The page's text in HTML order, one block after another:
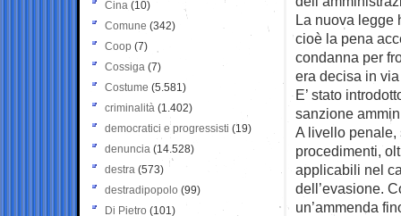
La nuova legge
cioè la pena
condanna per
era decisa in
E’ stato
sanzione
A livello penale,
procedimenti,
applicabili nel
dell’evasione.
un’ammenda
Cina (10)
Comune (342)
Coop (7)
Cossiga (7)
Costume (5.581)
criminalità (1.402)
democratici e progressisti (19)
denuncia (14.528)
destra (573)
destradipopolo (99)
Di Pietro (101)